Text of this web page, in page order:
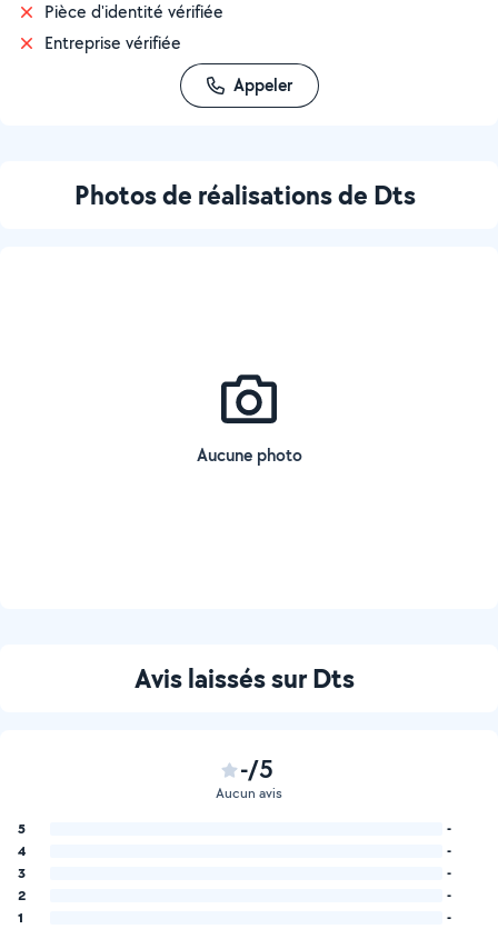
Pièce d'identité vérifiée
Entreprise vérifiée
Appeler
Photos de réalisations de Dts
Aucune photo
Avis laissés sur Dts
-/5
Aucun avis
5
-
4
-
3
-
2
-
1
-